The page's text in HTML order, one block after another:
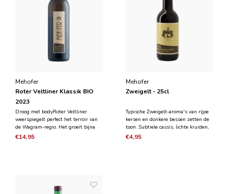
Mehofer
Roter Veltliner Klassik BIO
2023
Droog met bodyRoter Veltliner
weerspiegelt perfect het terroir van
de Wagram-regio. Het groeit bijna
exclusief in dit deel van de wereld. In
€14,95
Mehofer
Zweigelt - 25cl
Typische Zweigelt-aroma's van rijpe
kersen en donkere bessen zetten de
toon. Subtiele cassis, lichte kruiden,
elegante structuur.Wat chocolade die
€4,95